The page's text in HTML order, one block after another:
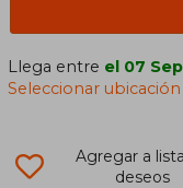
Llega entre el 07 Sep
Seleccionar ubicación
Agregar a
deseos